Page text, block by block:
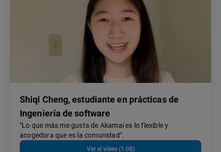
Shiqi Cheng, estudiante en prácticas de
Ingeniería de software
"Lo que más me gusta de Akamai es lo flexible y
acogedora que es la comunidad".
Ver el vídeo (1:08)